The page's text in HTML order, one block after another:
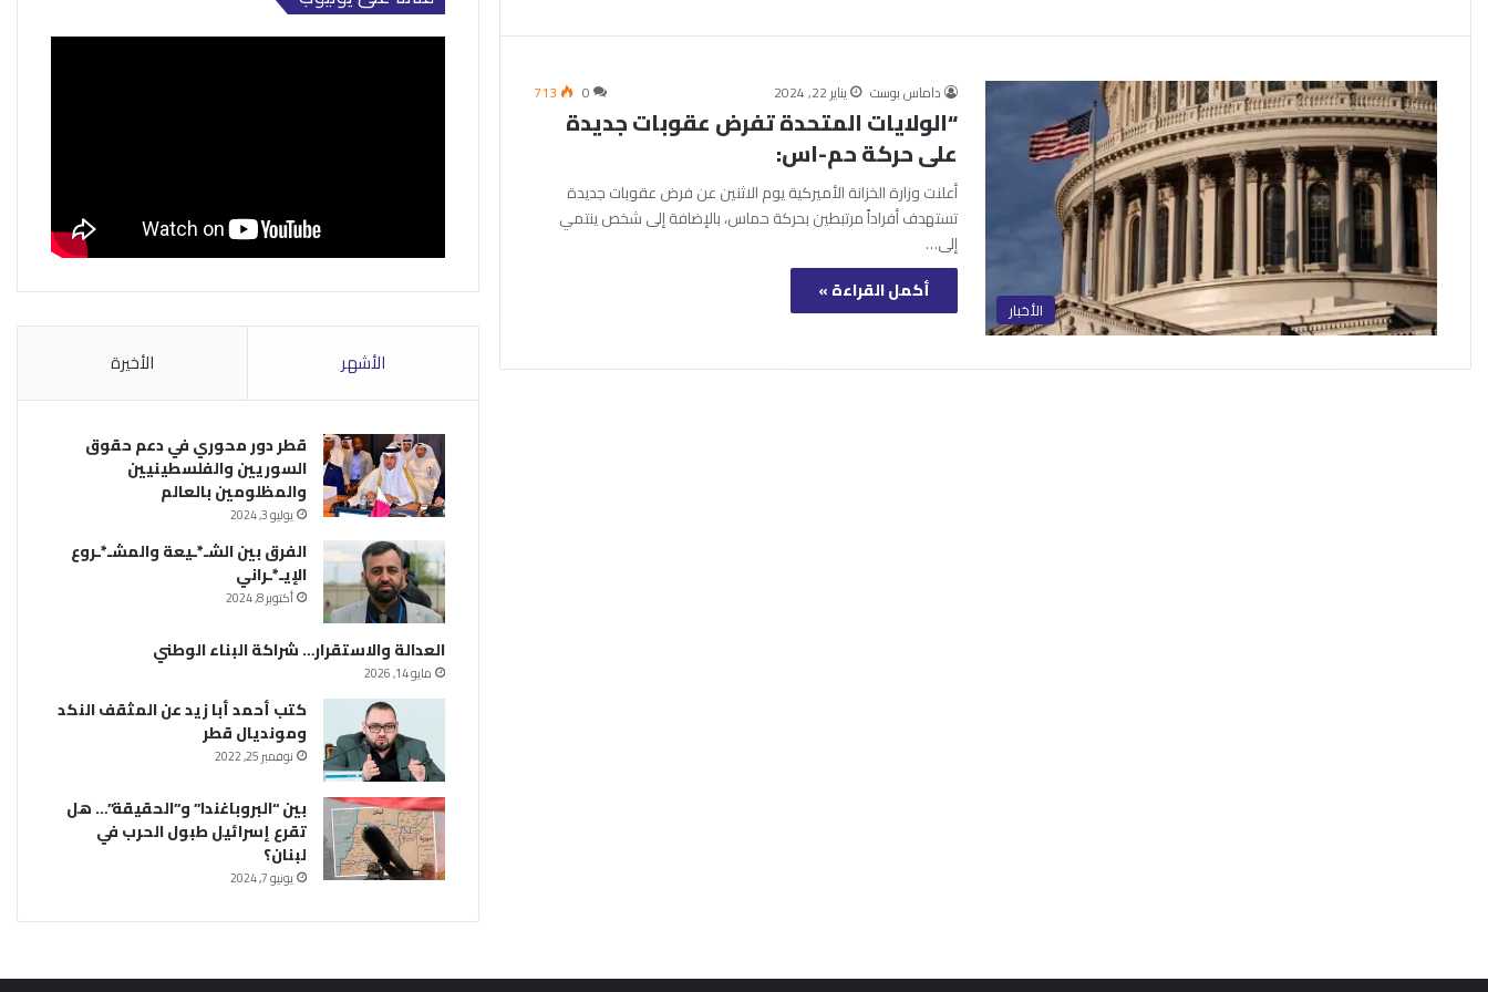
الأخبار
داماس بوست يناير 22, 2024 0
713
“الولايات المتحدة تفرض عقوبات جديدة
على حركة حم-اس:
أعلنت وزارة الخزانة الأميركية يوم الاثنين عن فرض عقوبات جديدة
تستهدف أفراداً مرتبطين بحركة حماس، بالإضافة إلى شخص ينتمي
إلى…
أكمل القراءة »
الأشهر الأخيرة
قطر دور محوري في دعم حقوق
السوريين والفلسطينيين
والمظلومين بالعالم
يوليو 3, 2024
الفرق بين الشـ*ـيعة والمشـ*ـروع
الإيـ*ـراني
أكتوبر 8, 2024
العدالة والاستقرار… شراكة البناء الوطني
مايو 14, 2026
كتب أحمد أبا زيد عن المثقف النكد
ومونديال قطر
نوفمبر 25, 2022
بين “البروباغندا” و”الحقيقة”… هل
تقرع إسرائيل طبول الحرب في
لبنان؟
يونيو 7, 2024